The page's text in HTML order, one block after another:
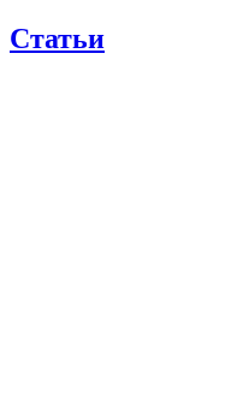
Статьи